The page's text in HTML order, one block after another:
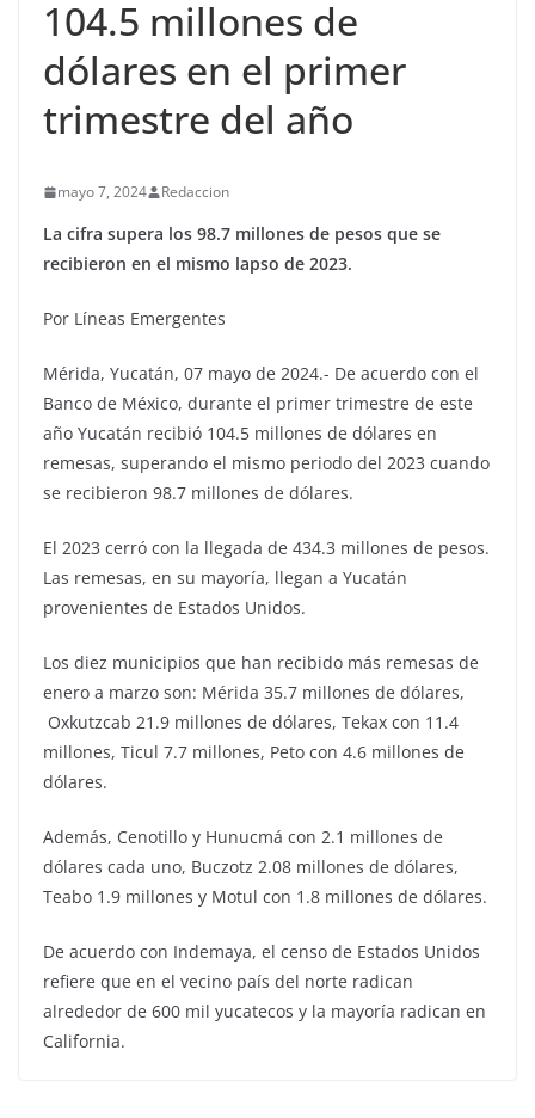
104.5 millones de
dólares en el primer
trimestre del año
mayo 7, 2024 Redaccion
La cifra supera los 98.7 millones de pesos que se
recibieron en el mismo lapso de 2023.
Por Líneas Emergentes
Mérida, Yucatán, 07 mayo de 2024.- De acuerdo con el
Banco de México, durante el primer trimestre de este
año Yucatán recibió 104.5 millones de dólares en
remesas, superando el mismo periodo del 2023 cuando
se recibieron 98.7 millones de dólares.
El 2023 cerró con la llegada de 434.3 millones de pesos.
Las remesas, en su mayoría, llegan a Yucatán
provenientes de Estados Unidos.
Los diez municipios que han recibido más remesas de
enero a marzo son: Mérida 35.7 millones de dólares,
Oxkutzcab 21.9 millones de dólares, Tekax con 11.4
millones, Ticul 7.7 millones, Peto con 4.6 millones de
dólares.
Además, Cenotillo y Hunucmá con 2.1 millones de
dólares cada uno, Buczotz 2.08 millones de dólares,
Teabo 1.9 millones y Motul con 1.8 millones de dólares.
De acuerdo con Indemaya, el censo de Estados Unidos
refiere que en el vecino país del norte radican
alrededor de 600 mil yucatecos y la mayoría radican en
California.